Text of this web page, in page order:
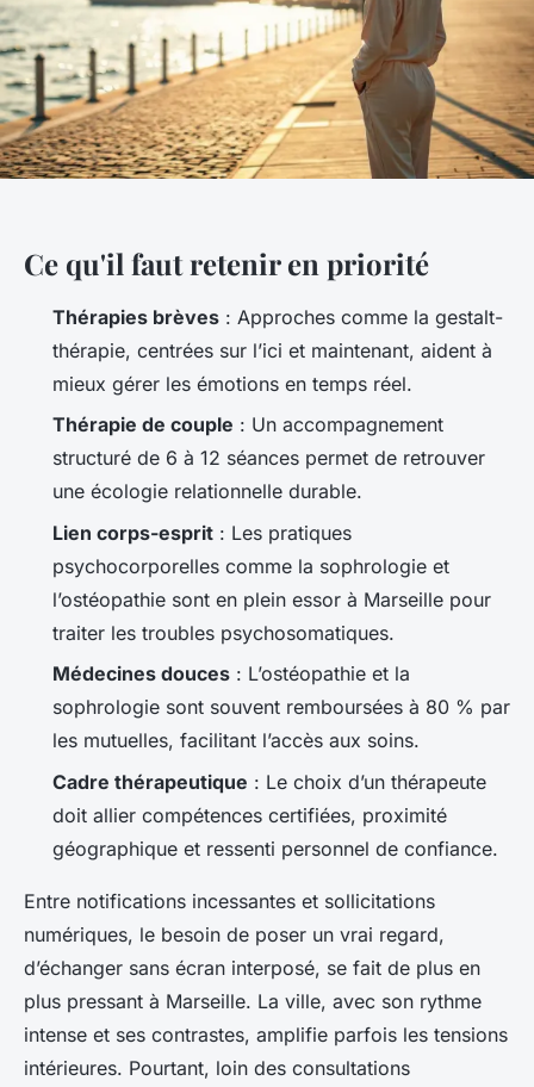
Ce qu'il faut retenir en priorité
Thérapies brèves : Approches comme la gestalt-
thérapie, centrées sur l’ici et maintenant, aident à
mieux gérer les émotions en temps réel.
Thérapie de couple : Un accompagnement
structuré de 6 à 12 séances permet de retrouver
une écologie relationnelle durable.
Lien corps-esprit : Les pratiques
psychocorporelles comme la sophrologie et
l’ostéopathie sont en plein essor à Marseille pour
traiter les troubles psychosomatiques.
Médecines douces : L’ostéopathie et la
sophrologie sont souvent remboursées à 80 % par
les mutuelles, facilitant l’accès aux soins.
Cadre thérapeutique : Le choix d’un thérapeute
doit allier compétences certifiées, proximité
géographique et ressenti personnel de confiance.
Entre notifications incessantes et sollicitations
numériques, le besoin de poser un vrai regard,
d’échanger sans écran interposé, se fait de plus en
plus pressant à Marseille. La ville, avec son rythme
intense et ses contrastes, amplifie parfois les tensions
intérieures. Pourtant, loin des consultations